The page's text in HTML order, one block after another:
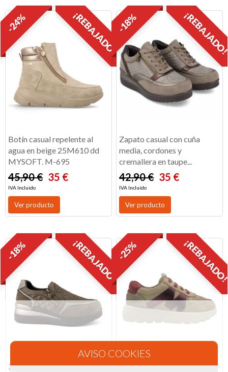
¡REBAJADO!
-24%
Botín casual repelente al
agua en beige 25M610 dd
MYSOFT. M-695
45,90 € 35 €
IVA Incluido
Ver producto
-18%
Zapato casual con cuña
media, cordones y
cremallera en taupe...
42,90 € 35 €
IVA Incluido
Ver producto
¡REBAJADO!
-18%
Zapato casual con cuña y
-25%
Zapato deportivo para mujer